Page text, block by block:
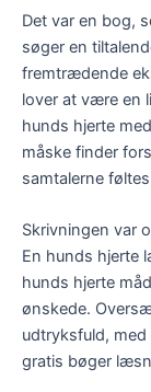
Det var en bog,
søger en
fremtrædende
lover at være en
hunds hjerte
måske finder
samtalerne
Skrivningen var
En hunds hjerte
hunds hjerte
ønskede.
udtryksfuld,
gratis bøger